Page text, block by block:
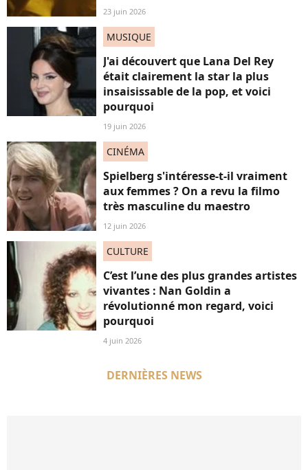
23 juin 2026
MUSIQUE
J'ai découvert que Lana Del Rey
était clairement la star la plus
insaisissable de la pop, et voici
pourquoi
19 juin 2026
CINÉMA
Spielberg s'intéresse-t-il vraiment
aux femmes ? On a revu la filmo
très masculine du maestro
12 juin 2026
CULTURE
C’est l’une des plus grandes artistes
vivantes : Nan Goldin a
révolutionné mon regard, voici
pourquoi
4 juin 2026
DERNIÈRES NEWS